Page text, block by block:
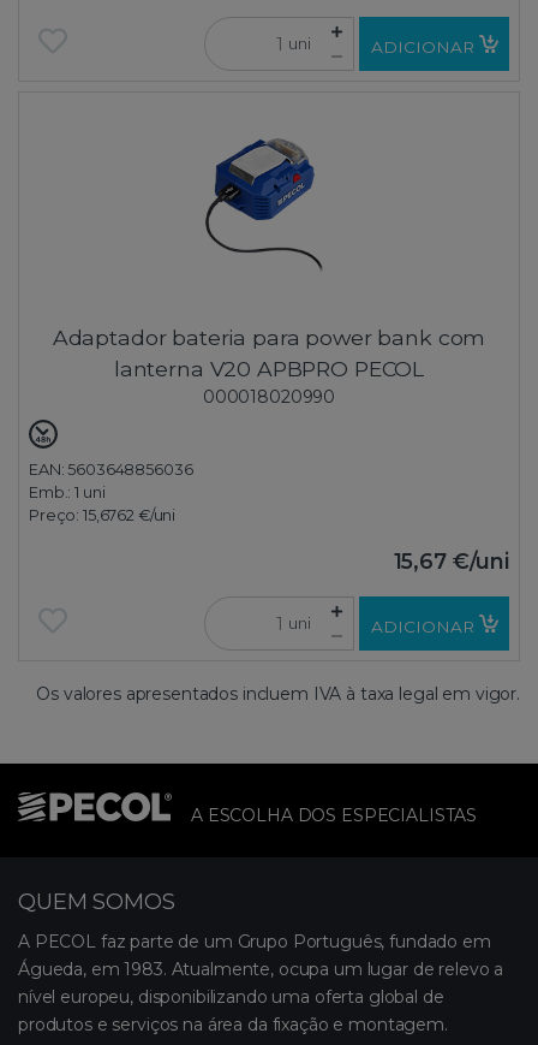
uni ADICIONAR
Adaptador bateria para power bank com
lanterna V20 APBPRO PECOL
000018020990
EAN: 5603648856036
Emb.:1 uni
Preço: 15,6762 €/uni
15,67 €/uni
uni ADICIONAR
Os valores apresentados incluem IVA à taxa legal em vigor.
A ESCOLHA DOS ESPECIALISTAS
QUEM SOMOS
A PECOL faz parte de um Grupo Português, fundado em
Águeda, em 1983. Atualmente, ocupa um lugar de relevo a
nível europeu, disponibilizando uma oferta global de
produtos e serviços na área da fixação e montagem.